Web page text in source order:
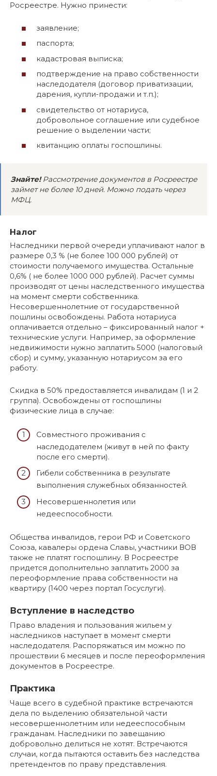
Росреестре. Нужно принести:
заявление;
паспорта;
кадастровая выписка;
подтверждение на право собственности
наследодателя (договор приватизации,
дарения, купли-продажи и т.п.);
свидетельство от нотариуса,
добровольное соглашение или судебное
решение о выделении части;
квитанцию оплаты госпошлины.
Знайте!Рассмотрение документов в Росреестре
займет не более 10 дней. Можно подать через
МФЦ.
Налог
Наследники первой очереди уплачивают налог в
размере 0,3 % (не более 100 000 рублей) от
стоимости получаемого имущества. Остальные
0,6% ( не более 1000 000 рублей). Расчет суммы
производят от цены наследственного имущества
на момент смерти собственника.
Несовершеннолетние от государственной
пошлины освобождены. Работа нотариуса
оплачивается отдельно – фиксированный налог +
технические услуги. Например, за оформление
недвижимости нужно заплатить 5000 (налоговый
сбор) и сумму, указанную нотариусом за его
работу.
Скидка в 50% предоставляется инвалидам (1 и 2
группа). Освобождены от госпошлины
физические лица в случае:
Совместного проживания с
наследодателем (живут в ней по факту
после его смерти).
Гибели собственника в результате
выполнения служебных обязанностей.
Несовершеннолетия или
недееспособности.
Общества инвалидов, герои РФ и Советского
Союза, кавалеры ордена Славы, участники ВОВ
также не платят госпошлину. В Росреестре
придется дополнительно заплатить 2000 за
переоформление права собственности на
квартиру (1400 через портал Госуслуги).
Вступление в наследство
Право владения и пользования жильем у
наследников наступает в момент смерти
наследодателя. Распоряжаться им можно по
прошествии 6 месяцев и после переоформления
документов в Росреестре.
Практика
Чаще всего в судебной практике встречаются
дела по выделению обязательной части
несовершеннолетним или недееспособным
гражданам. Наследники по завещанию
добровольно делиться не хотят. Встречаются
случаи, когда пытаются оставить без наследства
претендентов по праву представления.